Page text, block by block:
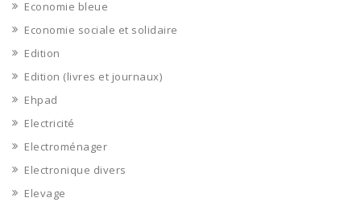
Economie bleue
Economie sociale et solidaire
Edition
Edition (livres et journaux)
Ehpad
Electricité
Electroménager
Electronique divers
Elevage